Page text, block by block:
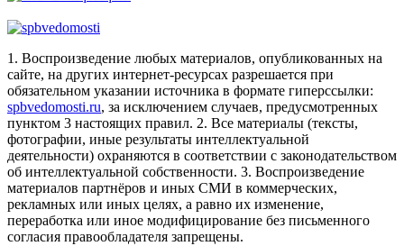
1. Воспроизведение любых материалов, опубликованных на
сайте, на других интернет-ресурсах разрешается при
обязательном указании источника в формате гиперссылки:
spbvedomosti.ru, за исключением случаев, предусмотренных
пунктом 3 настоящих правил. 2. Все материалы (тексты,
фотографии, иные результаты интеллектуальной
деятельности) охраняются в соответствии с законодательством
об интеллектуальной собственности. 3. Воспроизведение
материалов партнёров и иных СМИ в коммерческих,
рекламных или иных целях, а равно их изменение,
переработка или иное модифицирование без письменного
согласия правообладателя запрещены.